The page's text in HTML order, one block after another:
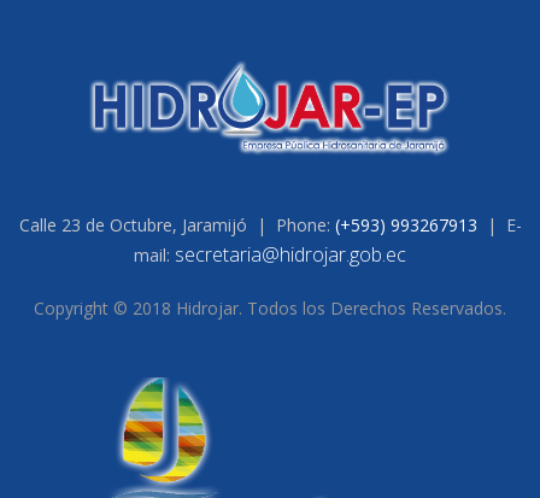
Calle 23 de Octubre, Jaramijó | Phone: (+593) 993267913 | E-
mail: secretaria@hidrojar.gob.ec
Copyright © 2018 Hidrojar. Todos los Derechos Reservados.